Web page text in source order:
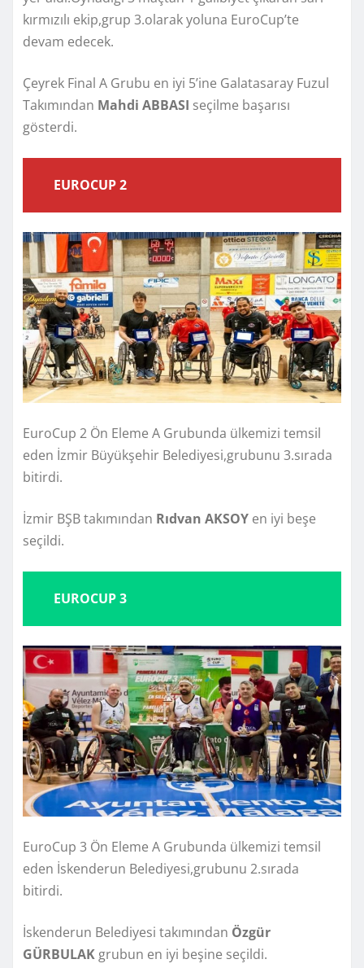
kırmızılı ekip,grup 3.olarak yoluna EuroCup’te
devam edecek.
Çeyrek Final A Grubu en iyi 5’ine Galatasaray Fuzul
Takımından Mahdi ABBASI seçilme başarısı
gösterdi.
EUROCUP 2
EuroCup 2 Ön Eleme A Grubunda ülkemizi temsil
eden İzmir Büyükşehir Belediyesi,grubunu 3.sırada
bitirdi.
İzmir BŞB takımından Rıdvan AKSOY en iyi beşe
seçildi.
EUROCUP 3
EuroCup 3 Ön Eleme A Grubunda ülkemizi temsil
eden İskenderun Belediyesi,grubunu 2.sırada
bitirdi.
İskenderun Belediyesi takımından Özgür
GÜRBULAK grubun en iyi beşine seçildi.